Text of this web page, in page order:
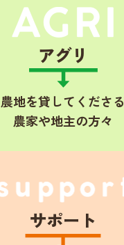
アグリ
農地を貸してくださる
農家や地主の方々
サポート